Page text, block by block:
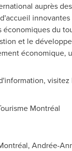
auprès
économiques du
et le
économique,
visitez
Montréal
Andrée-